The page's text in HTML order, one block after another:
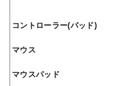
コントローラー(パッド)
マウス
マウスパッド